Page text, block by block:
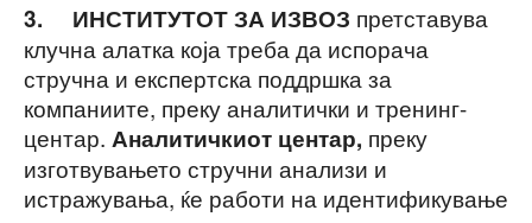
3.
ИНСТИТУТОТ ЗА ИЗВОЗ претставува
клучна алатка која треба да испорача
стручна и експертска поддршка за
компаниите, преку аналитички и тренинг-
центар. Аналитичкиот центар, преку
изготвувањето стручни анализи и
истражувања, ќе работи на идентификување